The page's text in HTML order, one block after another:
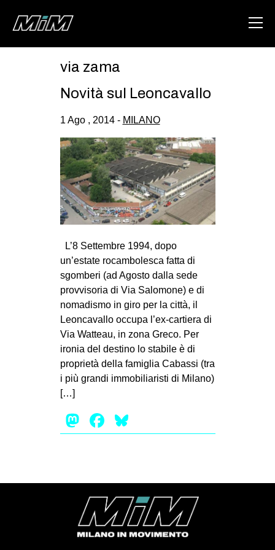
DEGENERAZIONE
GAZA FREESTYLE
CSOA LAMBRETTA
MSM
ZAM
MILANO
MOBILITAZIONI
SPAZI
SPORT POPOLARE
MOVIMENTI
DIRITTO ALL’ABITARE
PRECARIATO
REPRESSIONE
STUDENTI
via zama
Novità sul Leoncavallo
1 Ago , 2014 - MILANO
L’8 Settembre 1994, dopo
un’estate rocambolesca fatta di
sgomberi (ad Agosto dalla sede
provvisoria di Via Salomone) e di
nomadismo in giro per la città, il
Leoncavallo occupa l’ex-cartiera di
Via Watteau, in zona Greco. Per
ironia del destino lo stabile è di
proprietà della famiglia Cabassi (tra
i più grandi immobiliaristi di Milano)
[…]
Mastodon
Facebook